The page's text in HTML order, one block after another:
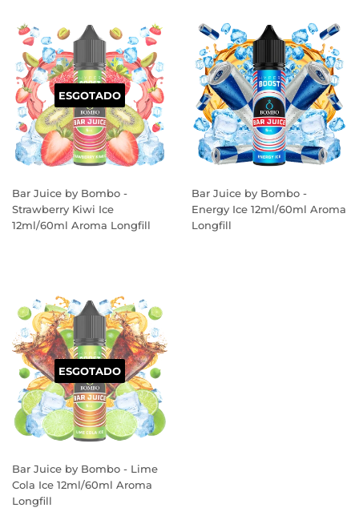
ESGOTADO
Bar Juice by Bombo -
Strawberry Kiwi Ice
12ml/60ml Aroma Longfill
Bar Juice by Bombo -
Energy Ice 12ml/60ml Aroma
Longfill
ESGOTADO
Bar Juice by Bombo - Lime
Cola Ice 12ml/60ml Aroma
Longfill